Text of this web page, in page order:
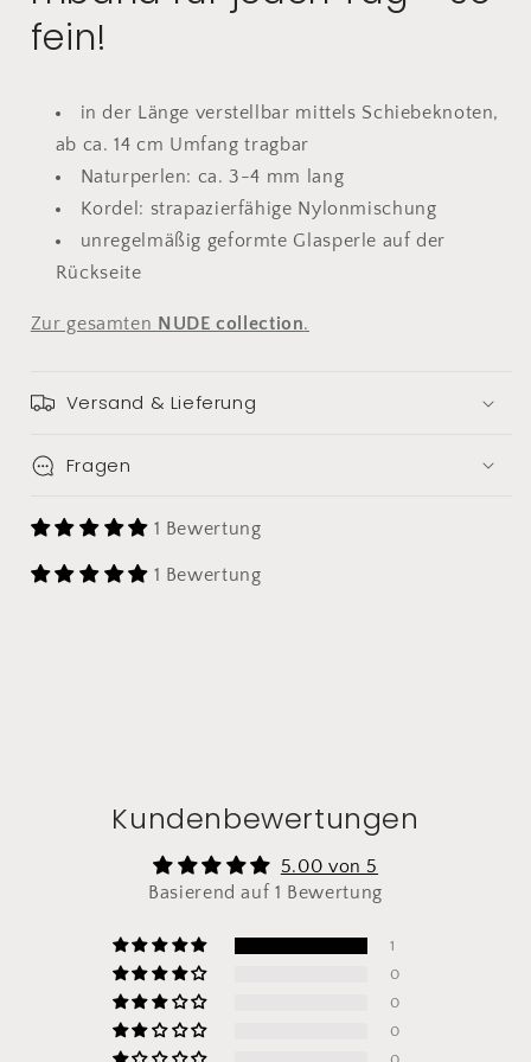
pia
norden
fein!
in der Länge verstellbar mittels Schiebeknoten,
ab ca. 14 cm Umfang tragbar
Naturperlen: ca. 3-4 mm lang
Kordel: strapazierfähige Nylonmischung
unregelmäßig geformte Glasperle auf der
Rückseite
Zur gesamten NUDE collection.
Versand & Lieferung
Fragen
1 Bewertung
1 Bewertung
Kundenbewertungen
5.00 von 5
Basierend auf 1 Bewertung
1
0
0
0